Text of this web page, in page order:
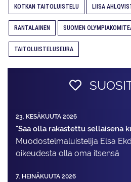
KOTKAN TAITOLUISTELU LIISA
RANTALAINEN SUOMEN
TAITOLUISTELUSEURA
23. KESÄKUUTA 2026
"Saa olla rakastettu sellaisena
Muodostelma­luistelija Elsa
oikeudesta olla oma itsensä
7. HEINÄKUUTA 2026